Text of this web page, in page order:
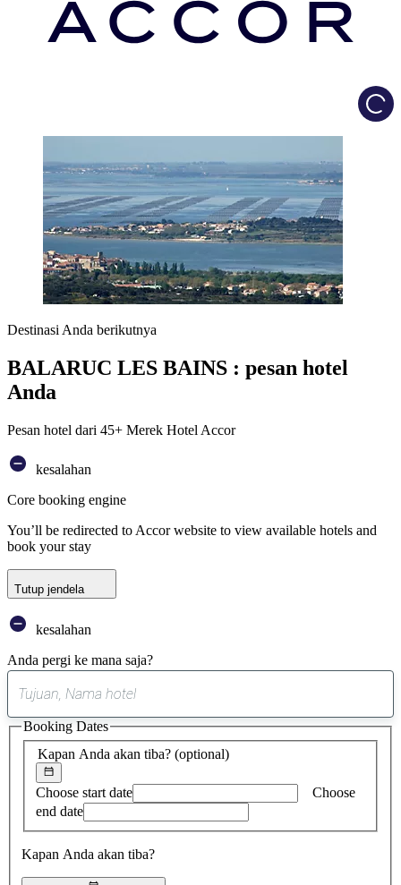
Destinasi Anda berikutnya
BALARUC LES BAINS : pesan hotel
Anda
Pesan hotel dari 45+ Merek Hotel Accor
kesalahan
Core booking engine
You’ll be redirected to Accor website to view available hotels and
book your stay
Tutup jendela
kesalahan
Anda pergi ke mana saja?
saran
ditemukan
Kapan Anda akan tiba? (optional)
Choose start date
Choose
end date
Kapan Anda akan tiba?
Booking Dates